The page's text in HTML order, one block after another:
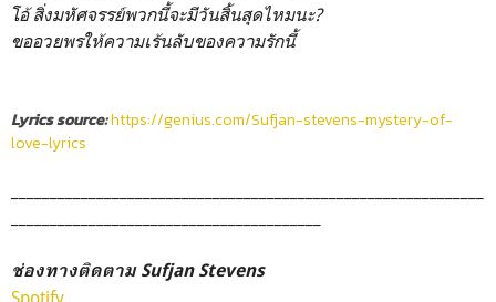
โอ้ สิ่งมหัศจรรย์พวกนี้จะมีวันสิ้นสุดไหมนะ?
ขออวยพรให้ความเร้นลับของความรักนี้
Lyrics source:https://genius.com/Sufjan-stevens-mystery-of-
love-lyrics
ช่องทางติดตาม Sufjan Stevens
Spotify